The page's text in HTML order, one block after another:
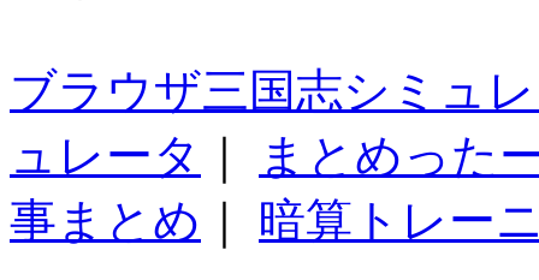
ブラウザ三国志シミュ
ュレータ
まとめった
事まとめ
暗算トレー